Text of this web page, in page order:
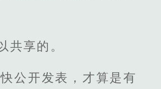
共享的。
公开发表，才算是有